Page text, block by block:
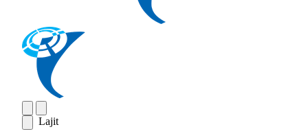
Lajit